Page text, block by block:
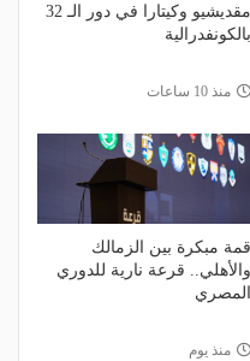
مقديشيو وكيتارا في دور الـ 32
بالكونفدرالية
منذ 10 ساعات
قمة مبكرة بين الزمالك
والأهلي.. قرعة نارية للدوري
المصري
منذ يوم